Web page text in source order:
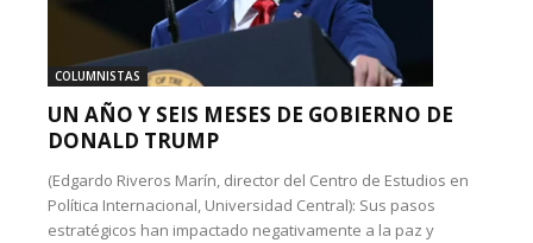
COLUMNISTAS
UN AÑO Y SEIS MESES DE GOBIERNO DE
DONALD TRUMP
(Edgardo Riveros Marín, director del Centro de Estudios en
Política Internacional, Universidad Central): Sus pasos
estratégicos han impactado negativamente a la paz y